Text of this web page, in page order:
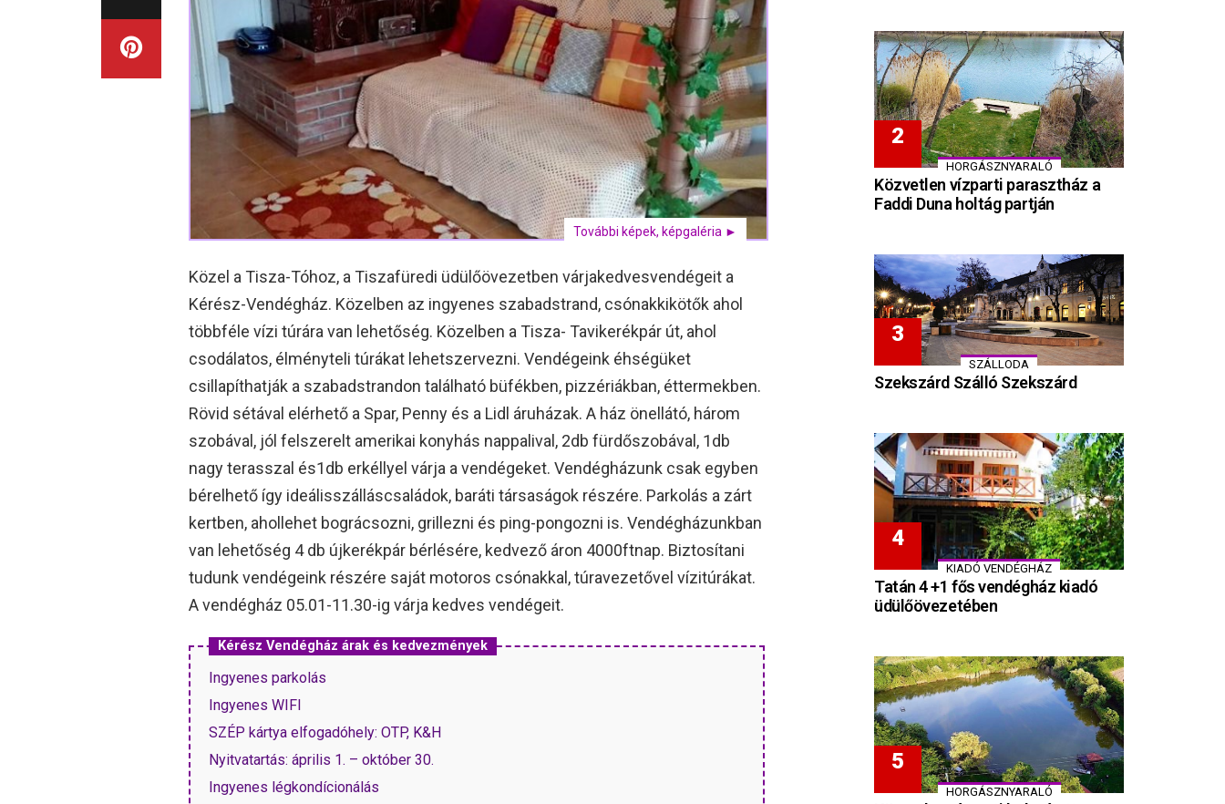
További képek, képgaléria ►
Közel a Tisza-Tóhoz, a Tiszafüredi üdülőövezetben várjakedvesvendégeit a
Kérész-Vendégház. Közelben az ingyenes szabadstrand, csónakkikötők ahol
többféle vízi túrára van lehetőség. Közelben a Tisza- Tavikerékpár út, ahol
csodálatos, élményteli túrákat lehetszervezni. Vendégeink éhségüket
csillapíthatják a szabadstrandon található büfékben, pizzériákban, éttermekben.
Rövid sétával elérhető a Spar, Penny és a Lidl áruházak. A ház önellátó, három
szobával, jól felszerelt amerikai konyhás nappalival, 2db fürdőszobával, 1db
nagy terasszal és1db erkéllyel várja a vendégeket. Vendégházunk csak egyben
bérelhető így ideálisszálláscsaládok, baráti társaságok részére. Parkolás a zárt
kertben, ahollehet bográcsozni, grillezni és ping-pongozni is. Vendégházunkban
van lehetőség 4 db újkerékpár bérlésére, kedvező áron 4000ftnap. Biztosítani
tudunk vendégeink részére saját motoros csónakkal, túravezetővel vízitúrákat.
A vendégház 05.01-11.30-ig várja kedves vendégeit.
Kérész Vendégház árak és kedvezmények
Ingyenes parkolás
Ingyenes WIFI
SZÉP kártya elfogadóhely: OTP, K&H
Nyitvatartás: április 1. – október 30.
Ingyenes légkondícionálás
HORGÁSZNYARALÓ
Közvetlen vízparti parasztház a
Faddi Duna holtág partján
SZÁLLODA
Szekszárd Szálló Szekszárd
KIADÓ VENDÉGHÁZ
Tatán 4 +1 fős vendégház kiadó
üdülőövezetében
HORGÁSZNYARALÓ